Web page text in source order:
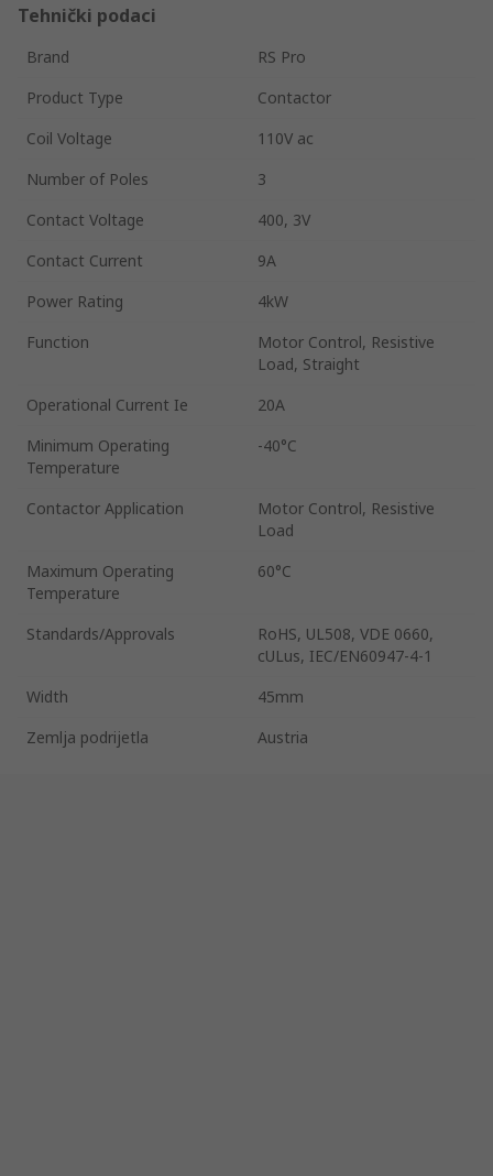
Tehnički podaci
Brand
RS Pro
Product Type
Contactor
Coil Voltage
110V ac
Number of Poles
3
Contact Voltage
400, 3V
Contact Current
9A
Power Rating
4kW
Function
Motor Control, Resistive
Load, Straight
Operational Current Ie
20A
Minimum Operating
Temperature
-40°C
Contactor Application
Motor Control, Resistive
Load
Maximum Operating
Temperature
60°C
Standards/Approvals
RoHS, UL508, VDE 0660,
cULus, IEC/EN60947-4-1
Width
45mm
Zemlja podrijetla
Austria